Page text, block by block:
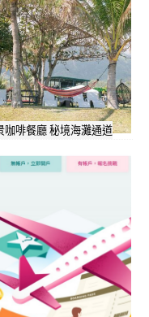
咖啡餐廳 秘境海灘通道